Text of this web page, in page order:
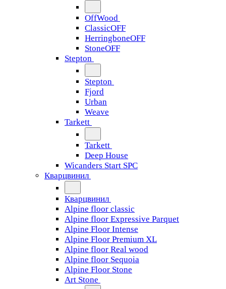
OffWood
ClassicOFF
HerringboneOFF
StoneOFF
Stepton
Stepton
Fjord
Urban
Weave
Tarkett
Tarkett
Deep House
Wicanders Start SPC
Кварцвинил
Кварцвинил
Alpine floor classic
Alpine floor Expressive Parquet
Alpine Floor Intense
Alpine Floor Premium XL
Alpine floor Real wood
Alpine floor Sequoia
Alpine Floor Stone
Art Stone